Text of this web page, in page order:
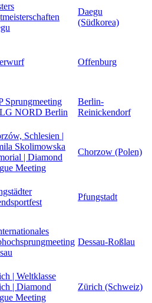
Daegu
(Südkorea)
Offenburg
Sprungmeeting
NORD Berlin
Berlin-
Reinickendorf
Schlesien |
Skolimowska
| Diamond
Meeting
Chorzow (Polen)
Pfungstadt
Dessau-Roßlau
| Weltklasse
| Diamond
Meeting
Zürich (Schweiz)